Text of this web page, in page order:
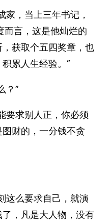
家，当上三年书记，
言，这是他灿烂的
获取个五四奖章，也
累人生经验。”
？”
要求别人正，你必须
财的，一分钱不贪
这么要求自己，就演
，凡是大人物，没有